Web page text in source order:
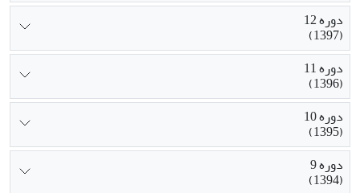
دوره 12
(1397)
دوره 11
(1396)
دوره 10
(1395)
دوره 9
(1394)